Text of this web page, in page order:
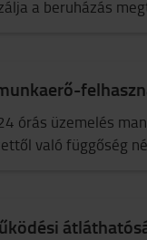
a beruházás
órás üzemelés
való függőség